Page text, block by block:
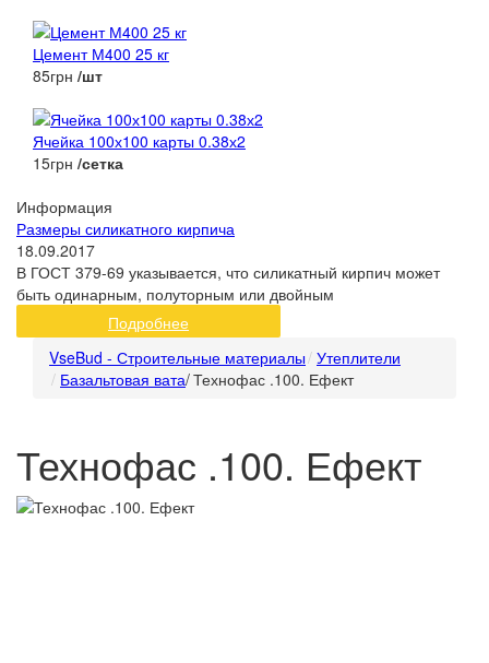
Цемент М400 25 кг
85грн /шт
Ячейка 100х100 карты 0.38х2
15грн /сетка
Информация
Размеры силикатного кирпича
18.09.2017
В ГОСТ 379-69 указывается, что силикатный кирпич может
быть одинарным, полуторным или двойным
Подробнее
VseBud - Строительные материалы Утеплители
Базальтовая вата/Технофас .100. Ефект
Технофас .100. Ефект